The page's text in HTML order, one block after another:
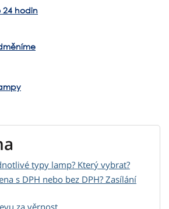
24 hodin
typy lamp? Který vybrat?
s DPH nebo bez DPH? Zasílání